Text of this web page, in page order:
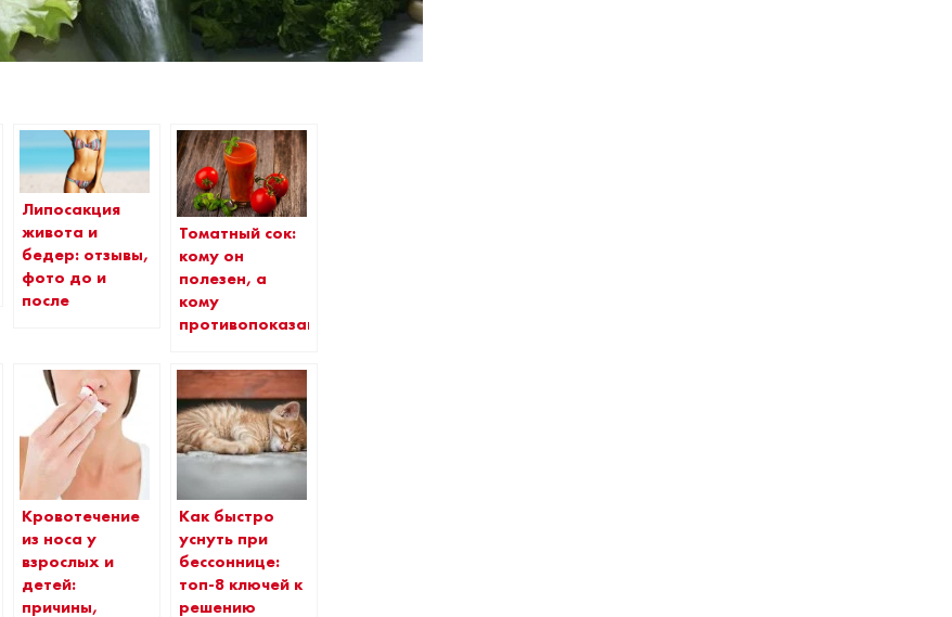
Липосакция
живота и
бедер: отзывы,
фото до и
после
Томатный сок:
кому он
полезен, а
кому
противопоказан
Кровотечение
из носа у
взрослых и
детей:
причины,
Как быстро
уснуть при
бессоннице:
топ-8 ключей к
решению